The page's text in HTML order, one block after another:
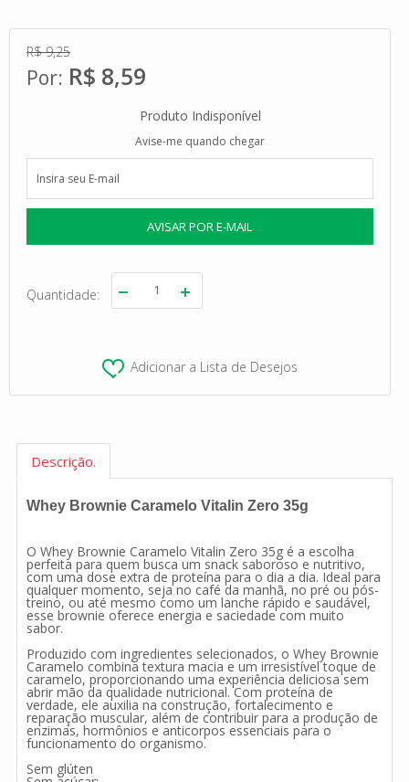
R$ 9,25
R$ 8,59
Produto Indisponível
Avise-me quando chegar
Quantidade
Adicionar a Lista de Desejos
Descrição.
Whey Brownie Caramelo Vitalin Zero 35g
O Whey Brownie Caramelo Vitalin Zero 35g é a escolha
perfeita para quem busca um snack saboroso e nutritivo,
com uma dose extra de proteína para o dia a dia. Ideal para
qualquer momento, seja no café da manhã, no pré ou pós-
treino, ou até mesmo como um lanche rápido e saudável,
esse brownie oferece energia e saciedade com muito
sabor.
Produzido com ingredientes selecionados, o Whey Brownie
Caramelo combina textura macia e um irresistível toque de
caramelo, proporcionando uma experiência deliciosa sem
abrir mão da qualidade nutricional. Com proteína de
verdade, ele auxilia na construção, fortalecimento e
reparação muscular, além de contribuir para a produção de
enzimas, hormônios e anticorpos essenciais para o
funcionamento do organismo.
Sem glúten